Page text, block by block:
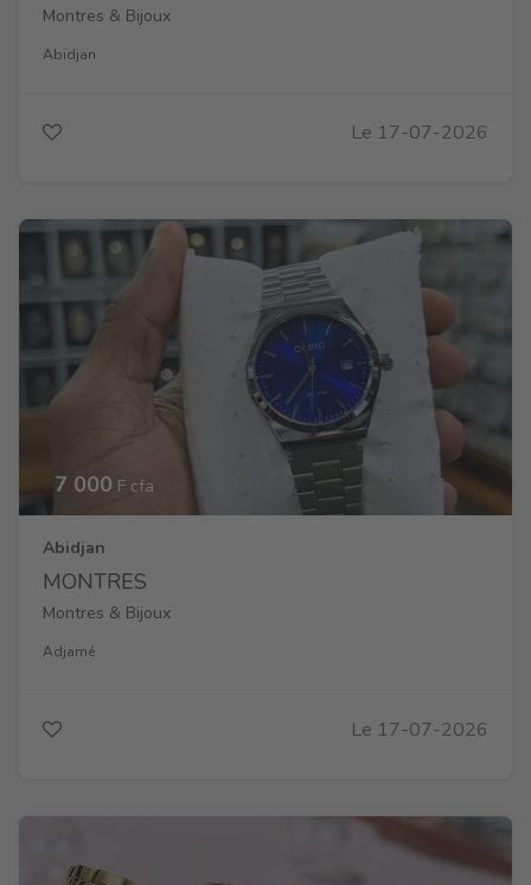
Montres & Bijoux
Abidjan
Le 17-07-2026
7 000 F cfa
Abidjan
MONTRES
Montres & Bijoux
Adjamé
Le 17-07-2026